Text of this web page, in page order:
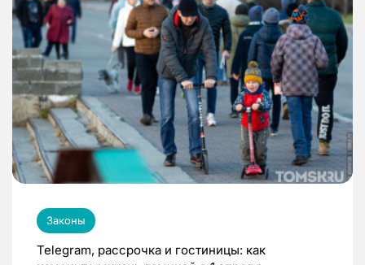
Законы
Telegram, рассрочка и гостиницы: как